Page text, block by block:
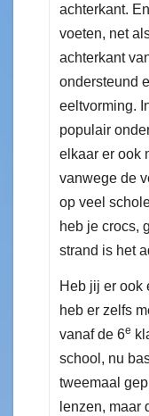
achterkant.
voeten, net
achterkant
ondersteund
eeltvorming.
populair
elkaar er ook
vanwege de
op veel
heb je crocs,
strand is het
Heb jij er ook
heb er zelfs
vanaf de 6e
school, nu
tweemaal
lenzen, maar